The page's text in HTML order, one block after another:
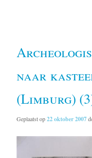
naar
(Limburg)
Geplaatst op22 oktober 2007